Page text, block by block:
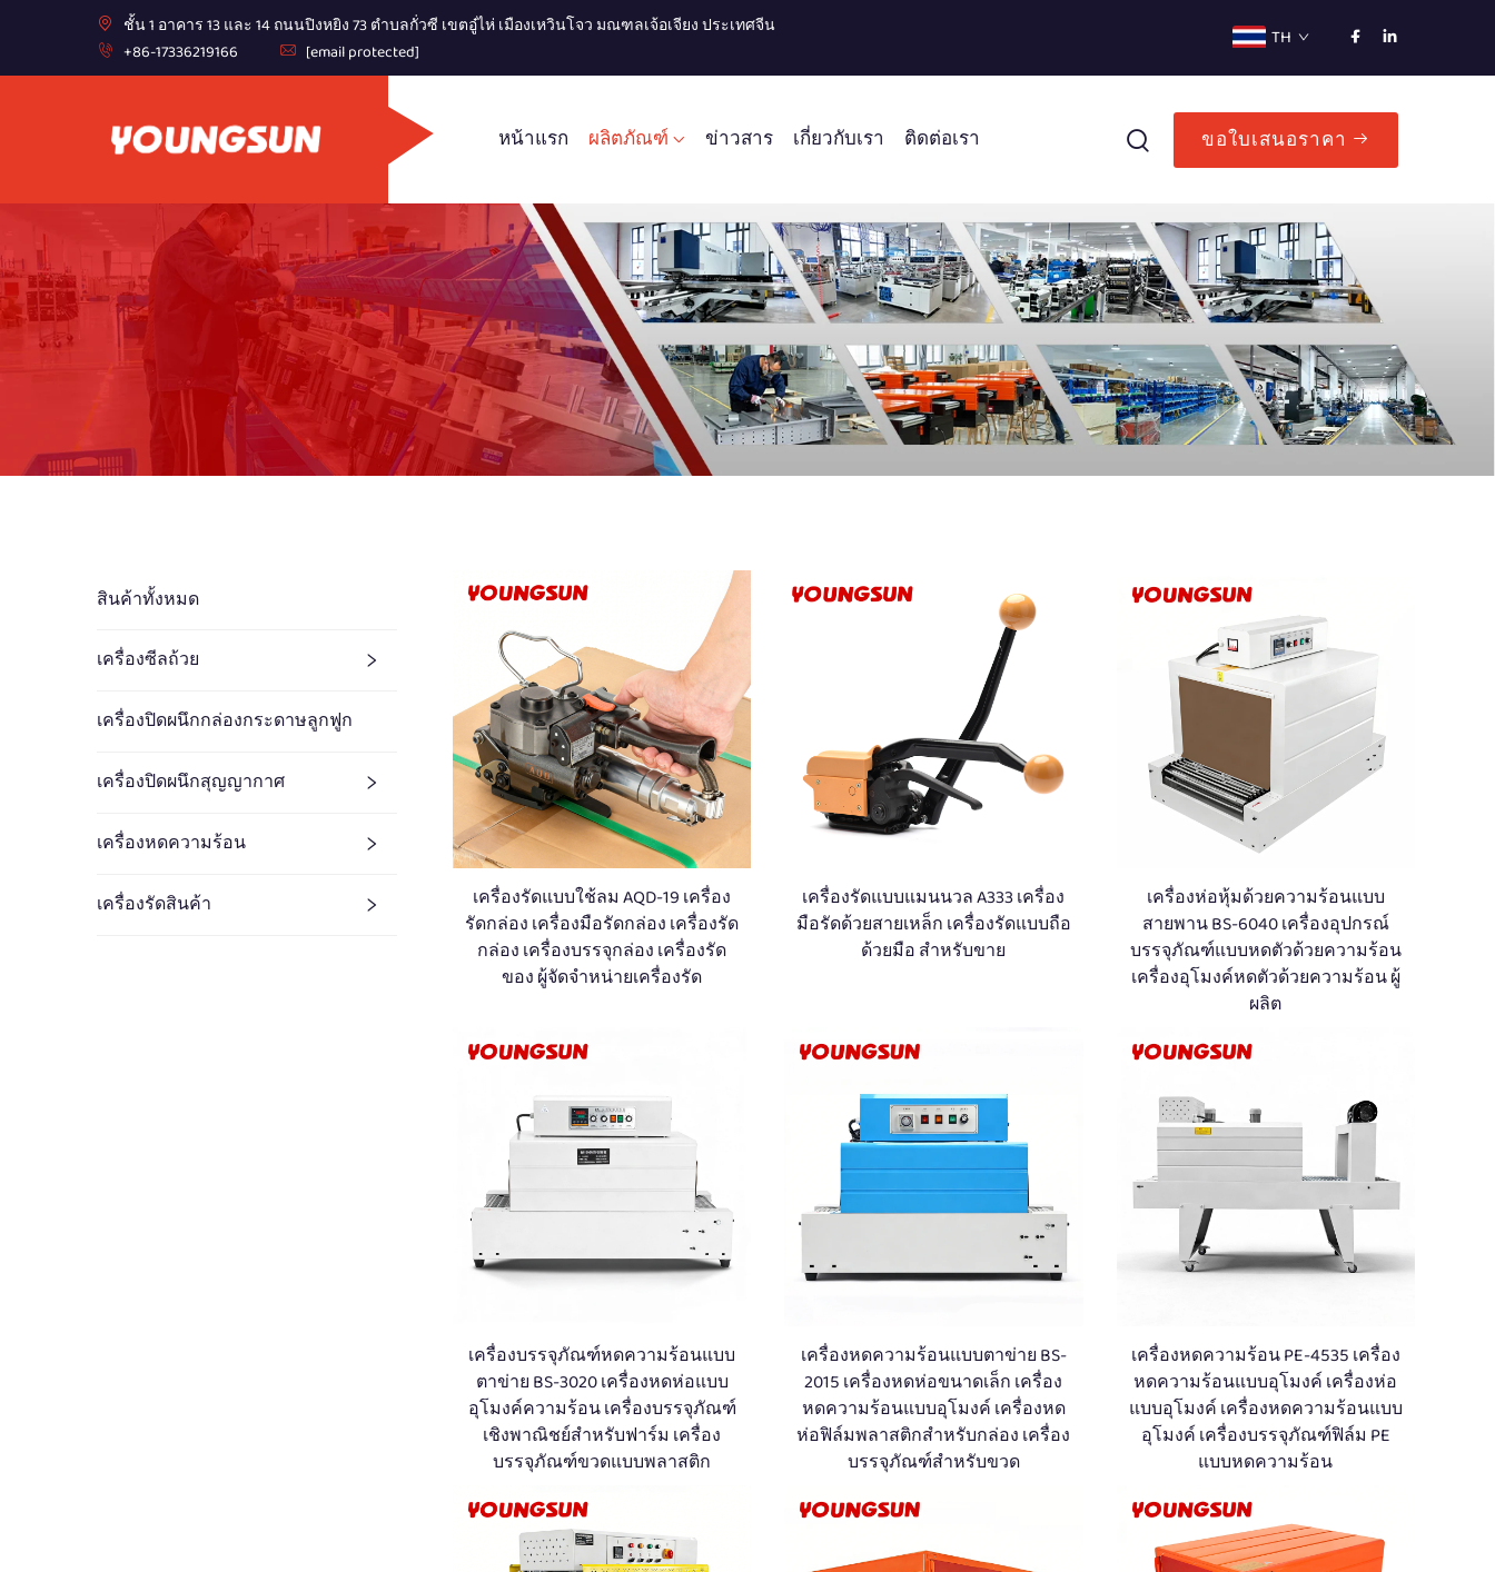
ชั้น 1 อาคาร 13 และ 14 ถนนปิงหยิง 73 ตำบลกั่วซี เขตอู๋ไห่ เมืองเหวินโจว มณฑลเจ้อเจียง ประเทศจีน
+86-17336219166
[email protected]
TH
หน้าแรก ผลิตภัณฑ์ ข่าวสาร เกี่ยวกับเรา ติดต่อเรา ขอใบเสนอราคา
สินค้าทั้งหมด
เครื่องซีลถ้วย
เครื่องปิดผนึกกล่องกระดาษลูกฟูก
เครื่องปิดผนึกสุญญากาศ
เครื่องหดความร้อน
เครื่องรัดสินค้า
เครื่องรัดแบบใช้ลม AQD-19 เครื่อง
รัดกล่อง เครื่องมือรัดกล่อง เครื่องรัด
กล่อง เครื่องบรรจุกล่อง เครื่องรัด
ของ ผู้จัดจำหน่ายเครื่องรัด
เครื่องรัดแบบแมนนวล A333 เครื่อง
มือรัดด้วยสายเหล็ก เครื่องรัดแบบถือ
ด้วยมือ สำหรับขาย
เครื่องห่อหุ้มด้วยความร้อนแบบ
สายพาน BS-6040 เครื่องอุปกรณ์
บรรจุภัณฑ์แบบหดตัวด้วยความร้อน
เครื่องอุโมงค์หดตัวด้วยความร้อน ผู้
ผลิต
เครื่องบรรจุภัณฑ์หดความร้อนแบบ
ตาข่าย BS-3020 เครื่องหดห่อแบบ
อุโมงค์ความร้อน เครื่องบรรจุภัณฑ์
เชิงพาณิชย์สำหรับฟาร์ม เครื่อง
บรรจุภัณฑ์ขวดแบบพลาสติก
เครื่องหดความร้อนแบบตาข่าย BS-
2015 เครื่องหดห่อขนาดเล็ก เครื่อง
หดความร้อนแบบอุโมงค์ เครื่องหด
ห่อฟิล์มพลาสติกสำหรับกล่อง เครื่อง
บรรจุภัณฑ์สำหรับขวด
เครื่องหดความร้อน PE-4535 เครื่อง
หดความร้อนแบบอุโมงค์ เครื่องห่อ
แบบอุโมงค์ เครื่องหดความร้อนแบบ
อุโมงค์ เครื่องบรรจุภัณฑ์ฟิล์ม PE
แบบหดความร้อน